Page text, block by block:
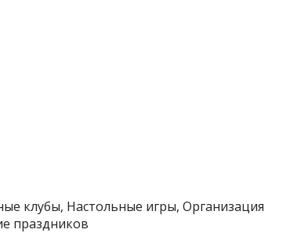
клубы, Настольные игры, Организация
праздников